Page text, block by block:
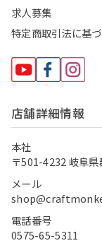
求人募集
特定商取引法に基
店舗詳細情報
本社
〒501-4232 岐阜
メール
電話番号
0575-65-5311